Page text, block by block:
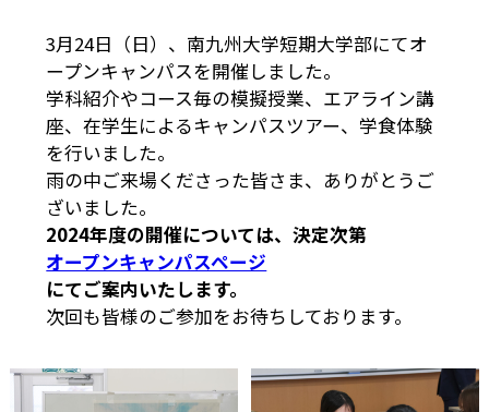
3月24日（日）、南九州大学短期大学部にてオ
ープンキャンパスを開催しました。
学科紹介やコース毎の模擬授業、エアライン講
座、在学生によるキャンパスツアー、学食体験
を行いました。
雨の中ご来場くださった皆さま、ありがとうご
ざいました。
2024年度の開催については、決定次第
オープンキャンパスページ
にてご案内いたします。
次回も皆様のご参加をお待ちしております。